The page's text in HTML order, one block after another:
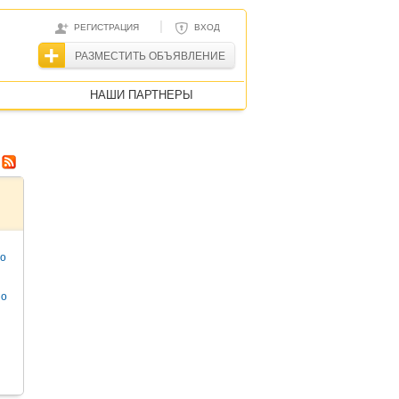
РЕГИСТРАЦИЯ | ВХОД
РАЗМЕСТИТЬ ОБЪЯВЛЕНИЕ
НАШИ ПАРТНЕРЫ